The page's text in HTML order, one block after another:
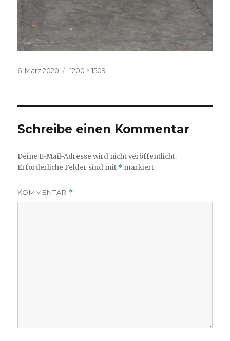
Veröffentlicht
6. März 2020
Volle
1200 × 1509
Schreibe einen Kommentar
Deine E-Mail-Adresse wird nicht veröffentlicht.
Erforderliche Felder sind mit * markiert
KOMMENTAR *